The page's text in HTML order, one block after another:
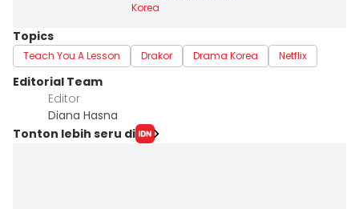
Korea
Topics
Teach You A Lesson Drakor Drama Korea Netflix
Editorial Team
Editor
Diana Hasna
Tonton lebih seru di